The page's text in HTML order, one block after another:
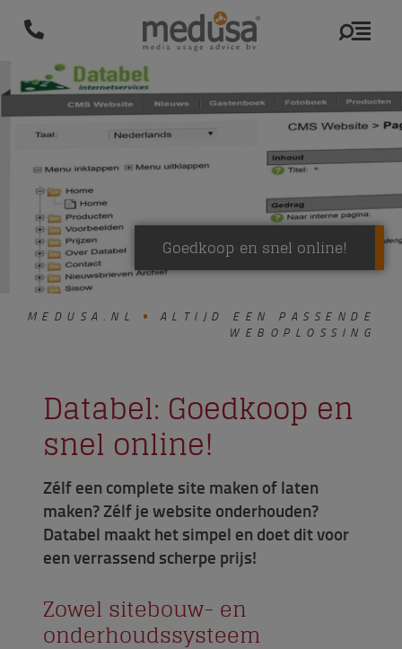
Goedkoop en snel online!
MEDUSA.NL
ALTIJD EEN PASSENDE
WEBOPLOSSING
Databel: Goedkoop en
snel online!
Zélf een complete site maken of laten
maken? Zélf je website onderhouden?
Databel maakt het simpel en doet dit voor
een verrassend scherpe prijs!
Zowel sitebouw- en
onderhoudssysteem